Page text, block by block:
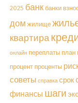
2025 банкбанки
домжилище
квартира
онлайн переплаты план
процент проценты
советы справка срок
финансы шаги